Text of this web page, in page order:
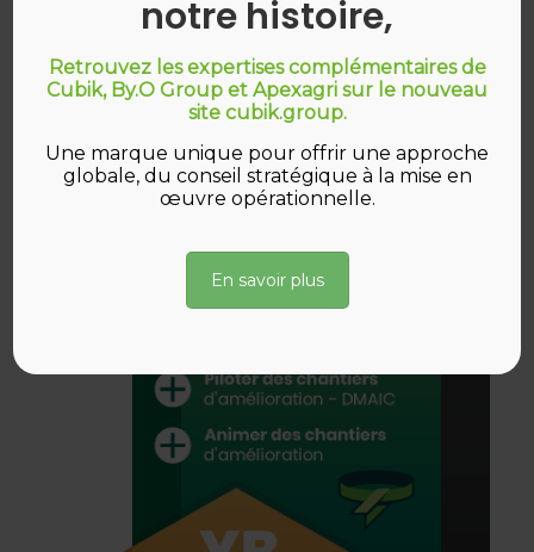
notre histoire,
Retrouvez les expertises complémentaires de
Cubik, By.O Group et Apexagri sur le nouveau
site cubik.group.
Une marque unique pour offrir une approche
globale, du conseil stratégique à la mise en
œuvre opérationnelle.
En savoir plus